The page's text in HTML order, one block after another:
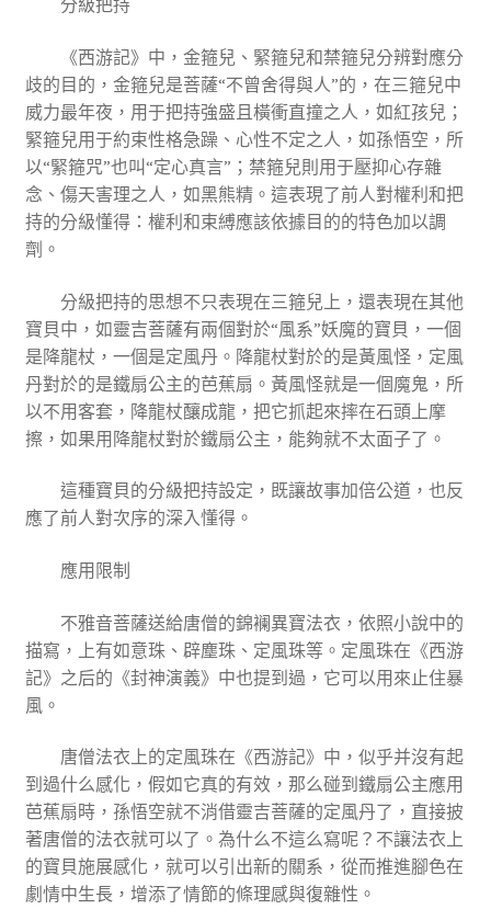
分級把持
《西游記》中，金箍兒、緊箍兒和禁箍兒分辨對應分
歧的目的，金箍兒是菩薩“不曾舍得與人”的，在三箍兒中
威力最年夜，用于把持強盛且橫衝直撞之人，如紅孩兒；
緊箍兒用于約束性格急躁、心性不定之人，如孫悟空，所
以“緊箍咒”也叫“定心真言”；禁箍兒則用于壓抑心存雜
念、傷天害理之人，如黑熊精。這表現了前人對權利和把
持的分級懂得：權利和束縛應該依據目的的特色加以調
劑。
分級把持的思想不只表現在三箍兒上，還表現在其他
寶貝中，如靈吉菩薩有兩個對於“風系”妖魔的寶貝，一個
是降龍杖，一個是定風丹。降龍杖對於的是黃風怪，定風
丹對於的是鐵扇公主的芭蕉扇。黃風怪就是一個魔鬼，所
以不用客套，降龍杖釀成龍，把它抓起來摔在石頭上摩
擦，如果用降龍杖對於鐵扇公主，能夠就不太面子了。
這種寶貝的分級把持設定，既讓故事加倍公道，也反
應了前人對次序的深入懂得。
應用限制
不雅音菩薩送給唐僧的錦襕異寶法衣，依照小說中的
描寫，上有如意珠、辟塵珠、定風珠等。定風珠在《西游
記》之后的《封神演義》中也提到過，它可以用來止住暴
風。
唐僧法衣上的定風珠在《西游記》中，似乎并沒有起
到過什么感化，假如它真的有效，那么碰到鐵扇公主應用
芭蕉扇時，孫悟空就不消借靈吉菩薩的定風丹了，直接披
著唐僧的法衣就可以了。為什么不這么寫呢？不讓法衣上
的寶貝施展感化，就可以引出新的關系，從而推進腳色在
劇情中生長，增添了情節的條理感與復雜性。